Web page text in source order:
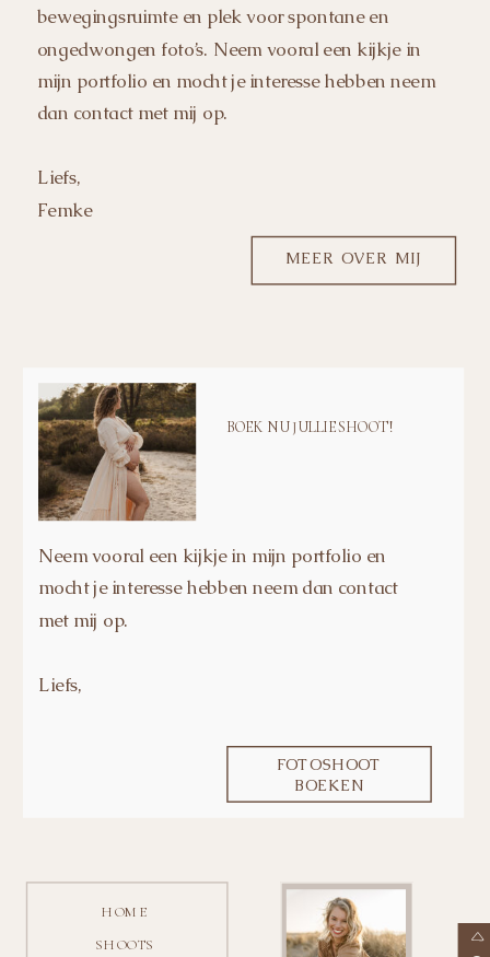
bewegingsruimte en plek voor spontane en
ongedwongen foto’s. Neem vooral een kijkje in
mijn portfolio en mocht je interesse hebben neem
dan contact met mij op.
Liefs,
Femke
MEER OVER MIJ
BOEK NU JULLIE SHOOT!
Neem vooral een kijkje in mijn portfolio en
mocht je interesse hebben neem dan contact
met mij op.
Liefs,
FOTOSHOOT
BOEKEN
HOME
SHOOTS